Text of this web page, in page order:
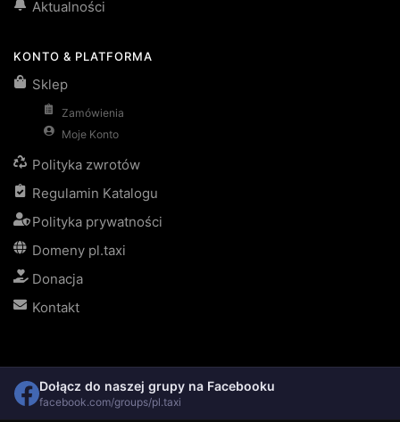
Aktualności
KONTO & PLATFORMA
Sklep
Zamówienia
Moje Konto
Polityka zwrotów
Regulamin Katalogu
Polityka prywatności
Domeny pl.taxi
Donacja
Kontakt
Dołącz do naszej grupy na Facebooku
facebook.com/groups/pl.taxi